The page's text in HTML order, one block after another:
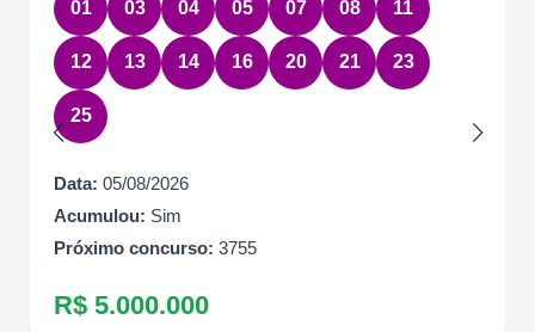
01 03 04 05 07 08 11
12 13 14 16 20 21 23
25
Data: 05/08/2026
Acumulou: Sim
Próximo concurso: 3755
R$ 5.000.000